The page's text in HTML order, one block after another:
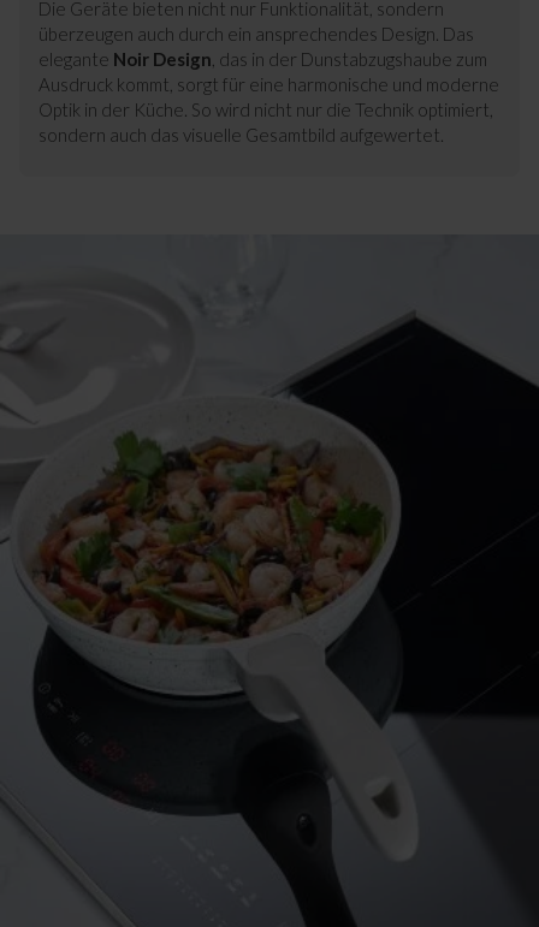
Die Geräte bieten nicht nur Funktionalität, sondern
überzeugen auch durch ein ansprechendes Design. Das
elegante Noir Design , das in der Dunstabzugshaube zum
Ausdruck kommt, sorgt für eine harmonische und moderne
Optik in der Küche. So wird nicht nur die Technik optimiert,
sondern auch das visuelle Gesamtbild aufgewertet.